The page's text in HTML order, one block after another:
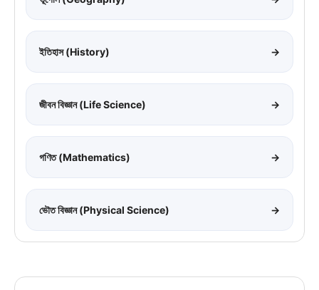
ইতিহাস (History) →
জীবন বিজ্ঞান (Life Science) →
গণিত (Mathematics) →
ভৌত বিজ্ঞান (Physical Science) →